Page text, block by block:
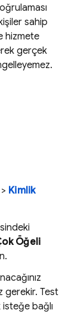
sahip
hizmete
gerçek
Kimlik
Öğeli
gerekir. Test
bağlı